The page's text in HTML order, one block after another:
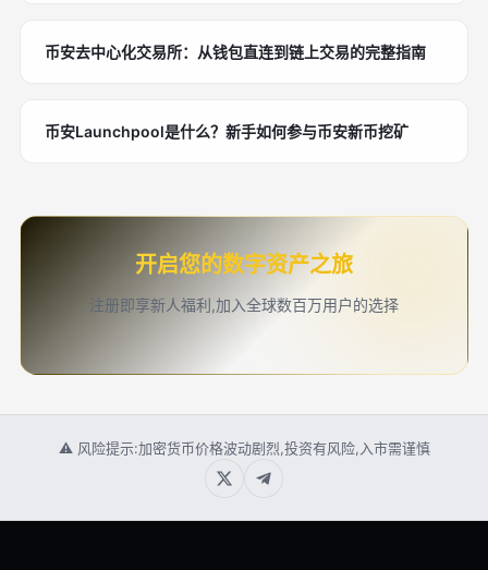
币安去中心化交易所：从钱包直连到链上交易的完整指南
币安Launchpool是什么？新手如何参与币安新币挖矿
开启您的数字资产之旅
注册即享新人福利,加入全球数百万用户的选择
⚠ 风险提示:加密货币价格波动剧烈,投资有风险,入市需谨慎